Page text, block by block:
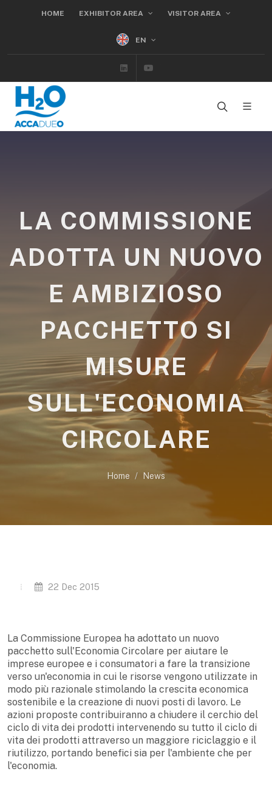
HOME EXHIBITOR AREA VISITOR AREA
EN
Linkedin
LA COMMISSIONE
ADOTTA UN NUOVO
E AMBIZIOSO
PACCHETTO SI
MISURE
SULL'ECONOMIA
CIRCOLARE
Home News
22 Dec 2015
La Commissione Europea ha adottato un nuovo
pacchetto sull'Economia Circolare per aiutare le
imprese europee e i consumatori a fare la transizione
verso un'economia in cui le risorse vengono utilizzate in
modo più razionale stimolando la crescita economica
sostenibile e la creazione di nuovi posti di lavoro. Le
azioni proposte contribuiranno a chiudere il cerchio del
ciclo di vita dei prodotti intervenendo su tutto il ciclo di
vita dei prodotti attraverso un maggiore riciclaggio e il
riutilizzo, portando benefici sia per l'ambiente che per
l'economia.